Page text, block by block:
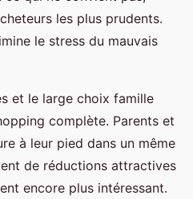
les plus prudents.
le stress du mauvais
et le large choix famille
complète. Parents et
à leur pied dans un même
de réductions attractives
encore plus intéressant.